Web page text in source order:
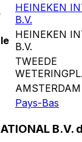
HEINEKEN
B.V.
HEINEKEN
B.V.
TWEEDE
AMSTERDAM
Pays-Bas